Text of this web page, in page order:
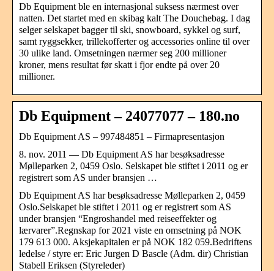
Db Equipment ble en internasjonal suksess nærmest over
natten. Det startet med en skibag kalt The Douchebag. I dag
selger selskapet bagger til ski, snowboard, sykkel og surf,
samt ryggsekker, trillekofferter og accessories online til over
30 ulike land. Omsetningen nærmer seg 200 millioner
kroner, mens resultat før skatt i fjor endte på over 20
millioner.
Db Equipment – 24077077 – 180.no
Db Equipment AS – 997484851 – Firmapresentasjon
8. nov. 2011 — Db Equipment AS har besøksadresse
Mølleparken 2, 0459 Oslo. Selskapet ble stiftet i 2011 og er
registrert som AS under bransjen …
Db Equipment AS har besøksadresse Mølleparken 2, 0459
Oslo.Selskapet ble stiftet i 2011 og er registrert som AS
under bransjen “Engroshandel med reiseeffekter og
lærvarer”.Regnskap for 2021 viste en omsetning på NOK
179 613 000. Aksjekapitalen er på NOK 182 059.Bedriftens
ledelse / styre er: Eric Jurgen D Bascle (Adm. dir) Christian
Stabell Eriksen (Styreleder)